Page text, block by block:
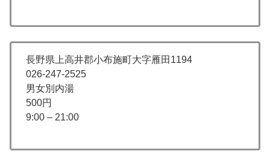
長野県上高井郡小布施町大字雁田1194
026-247-2525
男女別内湯
500円
9:00 – 21:00